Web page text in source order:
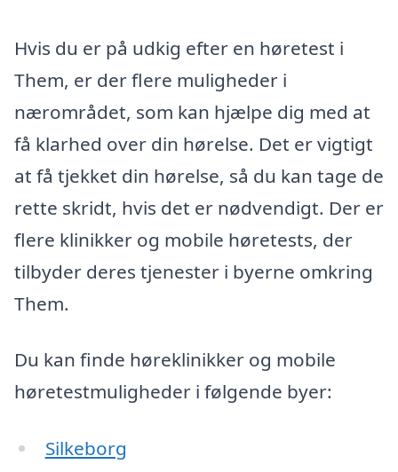
Hvis du er på udkig efter en høretest i
Them, er der flere muligheder i
nærområdet, som kan hjælpe dig med at
få klarhed over din hørelse. Det er vigtigt
at få tjekket din hørelse, så du kan tage de
rette skridt, hvis det er nødvendigt. Der er
flere klinikker og mobile høretests, der
tilbyder deres tjenester i byerne omkring
Them.
Du kan finde høreklinikker og mobile
høretestmuligheder i følgende byer:
Silkeborg